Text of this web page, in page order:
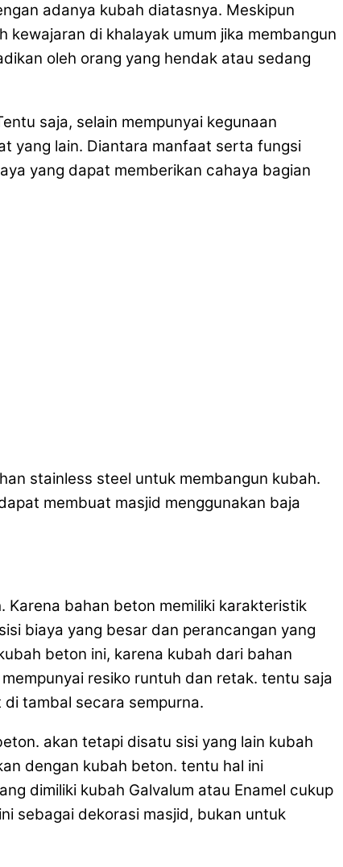
adanya kubah diatasnya. Meskipun
di khalayak umum jika membangun
oleh orang yang hendak atau sedang
saja, selain mempunyai kegunaan
yang lain. Diantara manfaat serta fungsi
yang dapat memberikan cahaya bagian
stainless steel untuk membangun kubah.
membuat masjid menggunakan baja
bahan beton memiliki karakteristik
biaya yang besar dan perancangan yang
beton ini, karena kubah dari bahan
resiko runtuh dan retak. tentu saja
tambal secara sempurna.
akan tetapi disatu sisi yang lain kubah
dengan kubah beton. tentu hal ini
dimiliki kubah Galvalum atau Enamel cukup
sebagai dekorasi masjid, bukan untuk